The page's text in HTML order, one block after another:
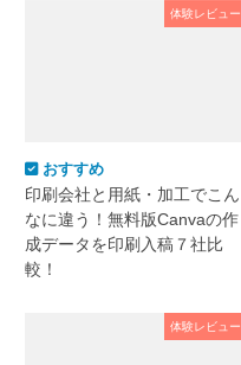
体験レビュー
おすすめ
印刷会社と用紙・加工でこん
なに違う！無料版Canvaの作
成データを印刷入稿７社比
較！
体験レビュー